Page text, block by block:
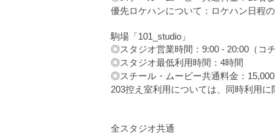
優先ロケハンについて：ロケハン日程
駒場「101_studio」
◎スタジオ営業時間：9:00 - 20:00（コ
◎スタジオ最低利用時間：4時間
◎スチール・ムービー共通料金：
203控え室利用については、同時利用に
全スタジオ共通